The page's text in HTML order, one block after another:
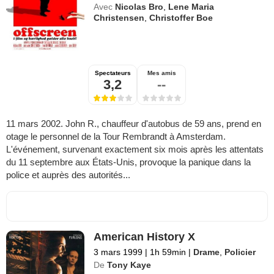
Avec Nicolas Bro
Lene Maria
Christensen ,Christoffer Boe
Spectateurs
3,2
Mes amis
--
11 mars 2002. John R., chauffeur d'autobus de 59 ans, prend en
otage le personnel de la Tour Rembrandt à Amsterdam.
L'événement, survenant exactement six mois après les attentats
du 11 septembre aux États-Unis, provoque la panique dans la
police et auprès des autorités...
American History X
3 mars 1999 | 1h 59min | Drame Policier
De Tony Kaye